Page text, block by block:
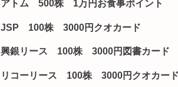
アトム 500株 1万円お食事ポイント
JSP 100株 3000円クオカード
興銀リース 100株 3000円図書カード
リコーリース 100株 3000円クオカード